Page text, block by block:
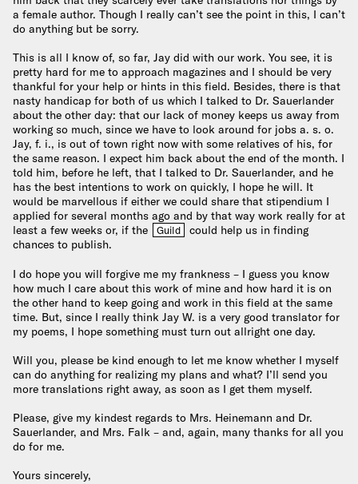
a female author. Though I really can’t see the point in this, I can’t
do anything but be sorry.
This is all I know of, so far, Jay did with our work. You see, it is
pretty hard for me to approach magazines and I should be very
thankful for your help or hints in this field. Besides, there is that
nasty handicap for both of us which I talked to Dr. Sauerlander
about the other day: that our lack of money keeps us away from
working so much, since we have to look around for jobs a. s. o.
Jay, f. i., is out of town right now with some relatives of his, for
the same reason. I expect him back about the end of the month. I
told him, before he left, that I talked to Dr. Sauerlander, and he
has the best intentions to work on quickly, I hope he will. It
would be marvellous if either we could share that stipendium I
applied for several months ago and by that way work really for at
least a few weeks or, if the
Guild
could help us in finding
chances to publish.
I do hope you will forgive me my frankness – I guess you know
how much I care about this work of mine and how hard it is on
the other hand to keep going and work in this field at the same
time. But, since I really think Jay W. is a very good translator for
my poems, I hope something must turn out allright one day.
Will you, please be kind enough to let me know whether I myself
can do anything for realizing my plans and what? I’ll send you
more translations right away, as soon as I get them myself.
Please, give my kindest regards to Mrs. Heinemann and Dr.
Sauerlander, and Mrs. Falk – and, again, many thanks for all you
do for me.
Yours sincerely,